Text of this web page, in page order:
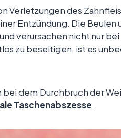
Verletzungen des
Entzündung. Die Beulen
und verursachen nicht nur
zu beseitigen, ist es
dem Durchbruch der
Taschenabszesse.